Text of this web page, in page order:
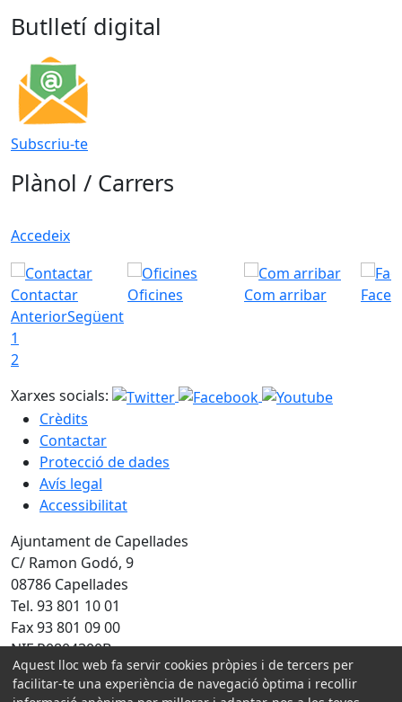
Butlletí digital
Subscriu-te
Plànol / Carrers
Accedeix
Contactar Oficines Com arribar
AnteriorSegüent
1
2
Xarxes socials:
Crèdits
Contactar
Protecció de dades
Avís legal
Accessibilitat
Ajuntament de Capellades
C/ Ramon Godó, 9
08786 Capellades
Tel. 93 801 10 01
Fax 93 801 09 00
NIF P0804300B
Amb la col·laboració de:
Aquest lloc web fa servir cookies pròpies i de tercers per
facilitar-te una experiència de navegació òptima i recollir